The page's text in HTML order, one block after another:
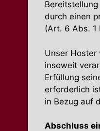
durch einen
(Art. 6 Abs. 1
Unser Hoster
insoweit
Erfüllung
erfor­derlich
in Bezug auf
Abschluss